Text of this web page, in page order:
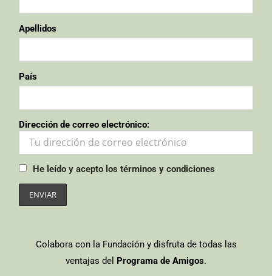
Apellidos
País
Dirección de correo electrónico:
He leído y acepto los términos y condiciones
Colabora con la Fundación y disfruta de todas las
ventajas del Programa de Amigos.